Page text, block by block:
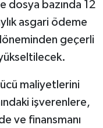
dosya bazında 12
asgari ödeme
geçerli
maliyetlerini
işverenlere,
ve finansmanı